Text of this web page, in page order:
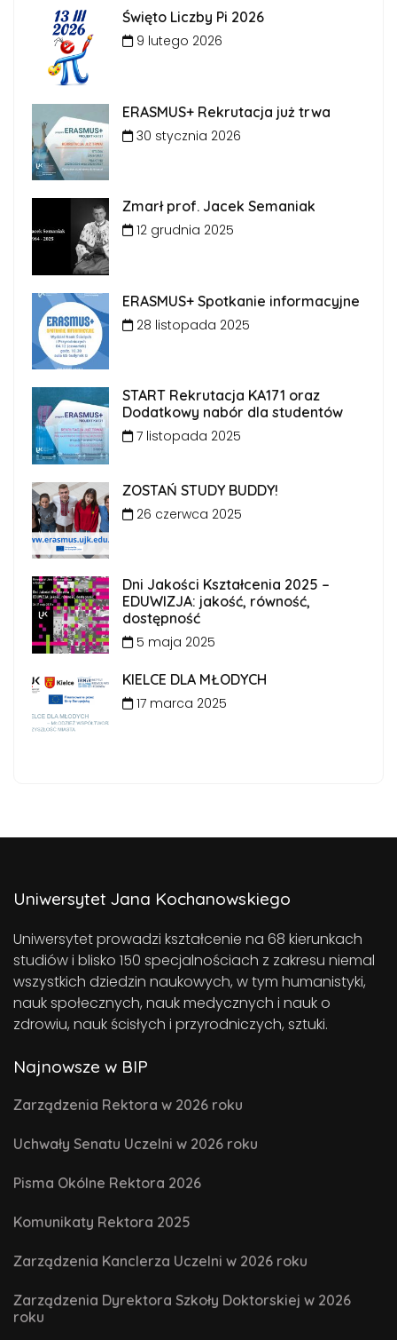
Święto Liczby Pi 2026
9 lutego 2026
ERASMUS+ Rekrutacja już trwa
30 stycznia 2026
Zmarł prof. Jacek Semaniak
12 grudnia 2025
ERASMUS+ Spotkanie informacyjne
28 listopada 2025
START Rekrutacja KA171 oraz
Dodatkowy nabór dla studentów
7 listopada 2025
ZOSTAŃ STUDY BUDDY!
26 czerwca 2025
Dni Jakości Kształcenia 2025 –
EDUWIZJA: jakość, równość,
dostępność
5 maja 2025
KIELCE DLA MŁODYCH
17 marca 2025
Uniwersytet Jana Kochanowskiego
Uniwersytet prowadzi kształcenie na 68 kierunkach
studiów i blisko 150 specjalnościach z zakresu niemal
wszystkich dziedzin naukowych, w tym humanistyki,
nauk społecznych, nauk medycznych i nauk o
zdrowiu, nauk ścisłych i przyrodniczych, sztuki.
Najnowsze w BIP
Zarządzenia Rektora w 2026 roku
Uchwały Senatu Uczelni w 2026 roku
Pisma Okólne Rektora 2026
Komunikaty Rektora 2025
Zarządzenia Kanclerza Uczelni w 2026 roku
Zarządzenia Dyrektora Szkoły Doktorskiej w 2026
roku